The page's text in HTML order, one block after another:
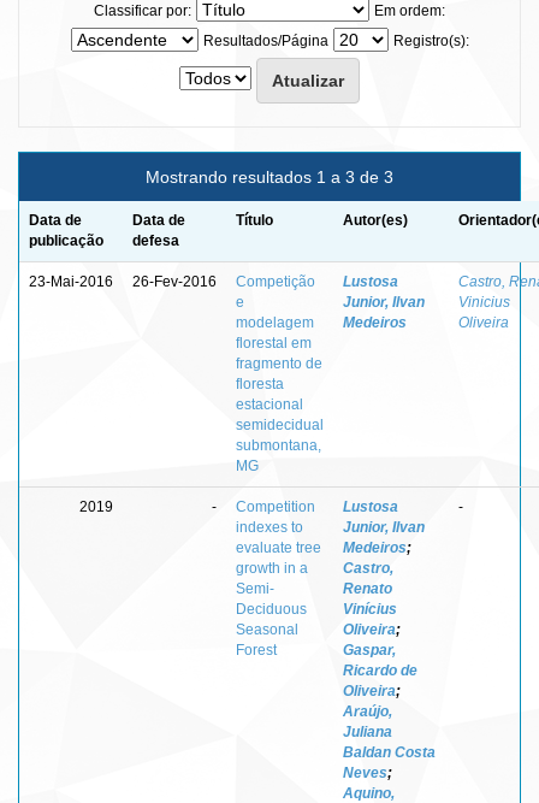
Classificar por:
Em ordem:
Resultados/Página
Registro(s):
Mostrando resultados 1 a 3 de 3
Data de
publicação
Data de
defesa
Título Autor(es)
23-Mai-2016 26-Fev-2016
Competição
e
modelagem
florestal em
fragmento de
floresta
estacional
semidecidual
submontana,
MG
Lustosa
Junior, Ilvan
Medeiros
Castro,
Vinicius
Oliveira
2019 -
Competition
indexes to
evaluate tree
growth in a
Semi-
Deciduous
Seasonal
Forest
Lustosa
Junior, Ilvan
Medeiros;
Castro,
Renato
Vinícius
Oliveira;
Gaspar,
Ricardo de
Oliveira;
Araújo,
Juliana
Baldan Costa
Neves;
Aquino,
-